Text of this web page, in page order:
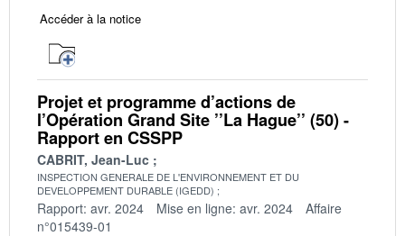
Accéder à la notice
Projet et programme d’actions de
l’Opération Grand Site ’’La Hague’’ (50) -
Rapport en CSSPP
CABRIT, Jean-Luc
INSPECTION GENERALE DE L'ENVIRONNEMENT ET DU
DEVELOPPEMENT DURABLE (IGEDD)
Rapport: avr. 2024 Mise en ligne: avr. 2024
Affaire
n°015439-01